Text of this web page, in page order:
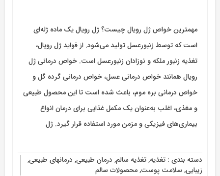
مهمترین خواص ژل رویال چیست؟ ژل رویال یک ماده ژله‌ای
است که توسط زنبورعسل تولید می‌شود. از فواید ژل رویال،
تغذیه زنبور ملکه و نوزادان زنبورعسل است. خواص درمانی ژل
رویال همانند خواص درمانی عسل، خواص درمانی گرده گل و
خواص درمانی بره موم، باعث شده است تا این محصول طبیعی
و مغذی، اغلب به‌عنوان یک مکمل غذایی برای درمان انواع
بیماری‌های فیزیکی و مزمن مورد استفاده قرار گیرد. ژل
دسته بندی : تغذیه,تغذیه سالم, درمان طبیعی, درمانهای طبیعی,
زیبایی, سلامت پوست,محصولات سالم